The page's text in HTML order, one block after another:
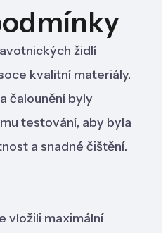
židlí
kvalitní materiály.
čalounění byly
testování, aby byla
a snadné čištění.
vložili maximální